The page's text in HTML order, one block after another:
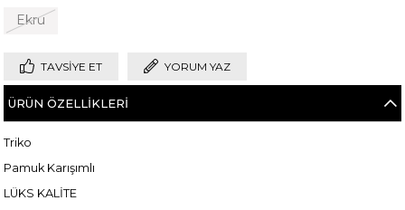
Ekru
TAVSIYE ET YORUM YAZ
ÜRÜN ÖZELLIKLERI
Triko
Pamuk Karışımlı
LÜKS KALİTE